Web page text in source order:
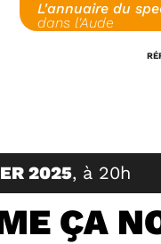
L'annuaire du
dans l'Aude
2025, à 20h
ÇA